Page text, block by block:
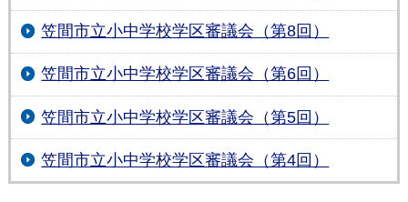
笠間市立小中学校学区審議会（第8回）
笠間市立小中学校学区審議会（第6回）
笠間市立小中学校学区審議会（第5回）
笠間市立小中学校学区審議会（第4回）